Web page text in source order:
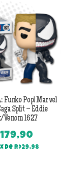
Funko Pop! Marvel
Split – Eddie
Venom 1627
179,90
de R$29,98